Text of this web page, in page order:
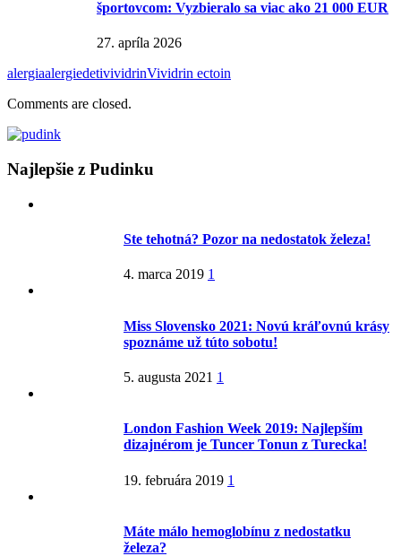
športovcom: Vyzbieralo sa viac ako 21 000 EUR
27. apríla 2026
alergiaalergiedetivividrinVividrin ectoin
Comments are closed.
Najlepšie z Pudinku
Ste tehotná? Pozor na nedostatok železa!
4. marca 2019 1
Miss Slovensko 2021: Novú kráľovnú krásy
spoznáme už túto sobotu!
5. augusta 2021 1
London Fashion Week 2019: Najlepším
dizajnérom je Tuncer Tonun z Turecka!
19. februára 2019 1
Máte málo hemoglobínu z nedostatku
železa?